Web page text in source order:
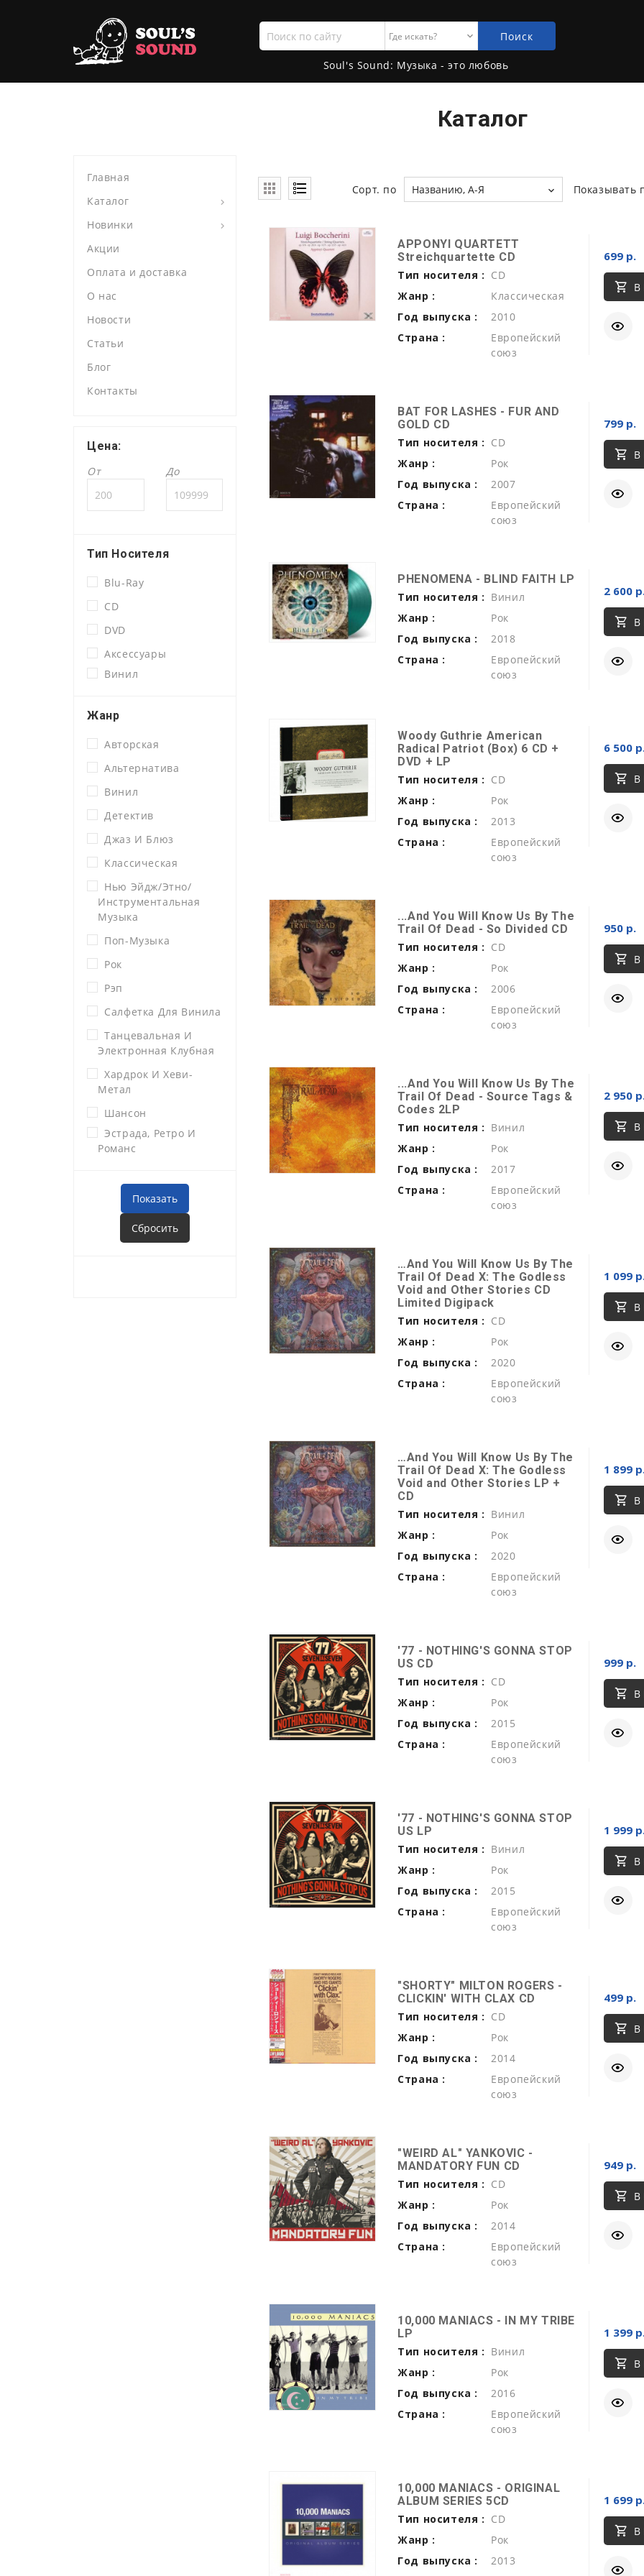
Поиск
по
сайту
Поиск
Soul's Sound: Музыка - это любовь
Каталог
Главная
Каталог
Новинки
Акции
Оплата и доставка
О нас
Новости
Статьи
Блог
Контакты
Цена:
От
До
Тип Носителя
Blu-Ray
CD
DVD
Аксессуары
Винил
Жанр
Авторская
Альтернатива
Винил
Детектив
Джаз И Блюз
Классическая
Нью Эйдж/этно/
Инструментальная
Музыка
Поп-Музыка
Рок
Рэп
Салфетка Для Винила
Танцевальная И
Электронная Клубная
Хардрок И Хеви-
Метал
Шансон
Эстрада, Ретро И
Романс
Сорт. по Названию, А-Я Показывать
APPONYI QUARTETT
Streichquartette CD
Тип носителя : CD
Жанр :
Классическая
Год выпуска :
2010
Страна :
Европейский
союз
699 р.
В
BAT FOR LASHES - FUR AND
GOLD CD
Тип носителя : CD
Жанр :
Рок
Год выпуска :
2007
Страна :
Европейский
союз
799 р.
В
PHENOMENA - BLIND FAITH LP
Тип носителя : Винил
Жанр :
Рок
Год выпуска :
2018
Страна :
Европейский
союз
2 600
В
Woody Guthrie American
Radical Patriot (Box) 6 CD +
DVD + LP
Тип носителя : CD
Жанр :
Рок
Год выпуска :
2013
Страна :
Европейский
союз
6 500
В
...And You Will Know Us By The
Trail Of Dead - So Divided CD
Тип носителя : CD
Жанр :
Рок
Год выпуска :
2006
Страна :
Европейский
союз
950 р.
В
...And You Will Know Us By The
Trail Of Dead - Source Tags &
Codes 2LP
Тип носителя : Винил
Жанр :
Рок
Год выпуска :
2017
Страна :
Европейский
союз
2 950
В
…And You Will Know Us By The
Trail Of Dead X: The Godless
Void and Other Stories CD
Limited Digipack
Тип носителя : CD
Жанр :
Рок
Год выпуска :
2020
Страна :
Европейский
союз
1 099
В
…And You Will Know Us By The
Trail Of Dead X: The Godless
Void and Other Stories LP +
CD
Тип носителя : Винил
Жанр :
Рок
Год выпуска :
2020
Страна :
Европейский
союз
1 899
В
'77 - NOTHING'S GONNA STOP
US CD
Тип носителя : CD
Жанр :
Рок
Год выпуска :
2015
Страна :
Европейский
союз
999 р.
В
'77 - NOTHING'S GONNA STOP
US LP
Тип носителя : Винил
Жанр :
Рок
Год выпуска :
2015
Страна :
Европейский
союз
1 999
В
"SHORTY" MILTON ROGERS -
CLICKIN' WITH CLAX CD
Тип носителя : CD
Жанр :
Рок
Год выпуска :
2014
Страна :
Европейский
союз
499 р.
В
"WEIRD AL" YANKOVIC -
MANDATORY FUN CD
Тип носителя : CD
Жанр :
Рок
Год выпуска :
2014
Страна :
Европейский
союз
949 р.
В
10,000 MANIACS - IN MY TRIBE
LP
Тип носителя : Винил
Жанр :
Рок
Год выпуска :
2016
Страна :
Европейский
союз
1 399
В
10,000 MANIACS - ORIGINAL
ALBUM SERIES 5CD
Тип носителя : CD
Жанр :
Рок
Год выпуска :
2013
1 699
В